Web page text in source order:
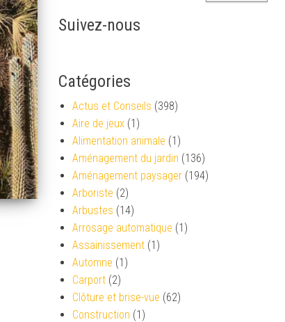
Suivez-nous
Catégories
Actus et Conseils (398)
Aire de jeux (1)
Alimentation animale (1)
Aménagement du jardin (136)
Aménagement paysager (194)
Arboriste (2)
Arbustes (14)
Arrosage automatique (1)
Assainissement (1)
Automne (1)
Carport (2)
Clôture et brise-vue (62)
Construction (1)